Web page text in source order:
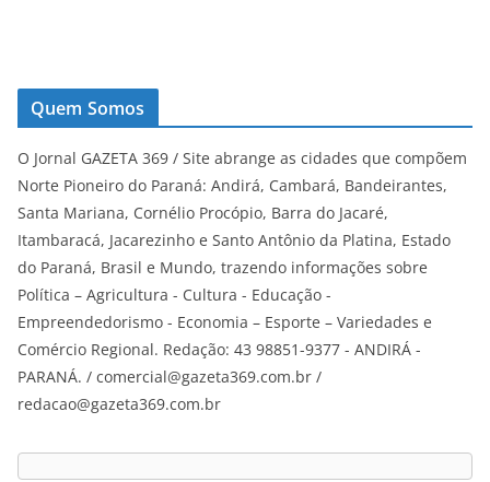
Quem Somos
O Jornal GAZETA 369 / Site abrange as cidades que compõem
Norte Pioneiro do Paraná: Andirá, Cambará, Bandeirantes,
Santa Mariana, Cornélio Procópio, Barra do Jacaré,
Itambaracá, Jacarezinho e Santo Antônio da Platina, Estado
do Paraná, Brasil e Mundo, trazendo informações sobre
Política – Agricultura - Cultura - Educação -
Empreendedorismo - Economia – Esporte – Variedades e
Comércio Regional. Redação: 43 98851-9377 - ANDIRÁ -
PARANÁ. / comercial@gazeta369.com.br /
redacao@gazeta369.com.br